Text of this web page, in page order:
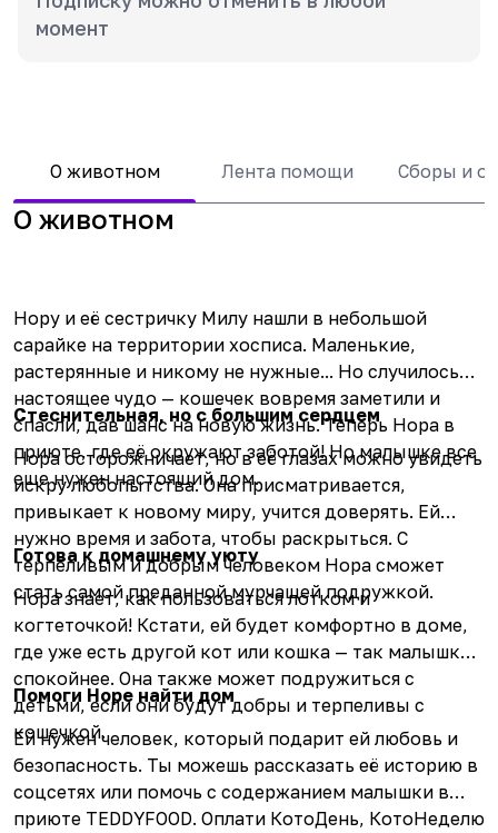
момент
О животном Лента помощи Сборы и
О животном
Нору и её сестричку Милу нашли в небольшой
сарайке на территории хосписа. Маленькие,
растерянные и никому не нужные... Но случилось
настоящее чудо — кошечек вовремя заметили и
спасли, дав шанс на новую жизнь. Теперь Нора в
приюте, где её окружают заботой! Но малышке все
еще нужен настоящий дом.
Стеснительная, но с большим сердцем
Нора осторожничает, но в её глазах можно увидеть
искру любопытства. Она присматривается,
привыкает к новому миру, учится доверять. Ей
нужно время и забота, чтобы раскрыться. С
терпеливым и добрым человеком Нора сможет
стать самой преданной мурчащей подружкой.
Готова к домашнему уюту
Нора знает, как пользоваться лотком и
когтеточкой! Кстати, ей будет комфортно в доме,
где уже есть другой кот или кошка — так малышке
спокойнее. Она также может подружиться с
детьми, если они будут добры и терпеливы с
кошечкой.
Помоги Норе найти дом
Ей нужен человек, который подарит ей любовь и
безопасность. Ты можешь рассказать её историю в
соцсетях или помочь с содержанием малышки в
приюте TEDDYFOOD. Оплати КотоДень, КотоНеделю